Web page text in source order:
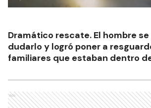
Dramático rescate. El hombre
dudarlo y logró poner a
familiares que estaban dentro
Ads